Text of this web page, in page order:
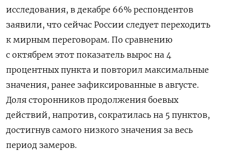
исследования, в декабре 66% респондентов
заявили, что сейчас России следует переходить
к мирным переговорам. По сравнению
с октябрем этот показатель вырос на 4
процентных пункта и повторил максимальные
значения, ранее зафиксированные в августе.
Доля сторонников продолжения боевых
действий, напротив, сократилась на 5 пунктов,
достигнув самого низкого значения за весь
период замеров.